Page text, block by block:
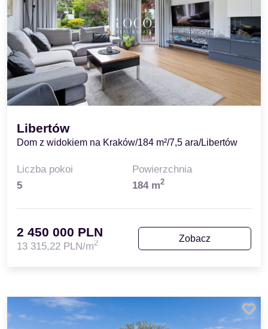
Libertów
Dom z widokiem na Kraków/184 m²/7,5 ara/Libertów
Liczba pokoi
5
Powierzchnia
184 m2
2 450 000 PLN
13 315,22 PLN/m2 Zobacz